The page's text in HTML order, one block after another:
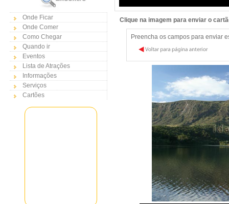
Onde Ficar
Onde Comer
Como Chegar
Quando ir
Eventos
Lista de Atrações
Informações
Serviços
Cartões
Clique na imagem para enviar o
Preencha os campos para enviar